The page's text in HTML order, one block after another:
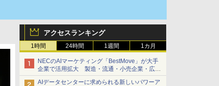
アクセスランキング
1時間 24時間 1週間 1カ月
NECのAIマーケティング「BestMove」が大手
企業で活用拡大 製造・流通・小売企業・広告
代理店などが実装フェーズへ
AIデータセンターに求められる新しいパワーア